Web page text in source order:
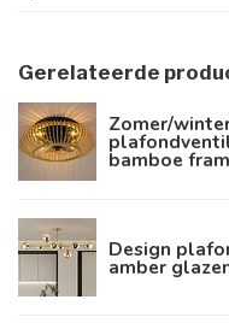
Gerelateerde
Zomer/
bamboe
Design
amber